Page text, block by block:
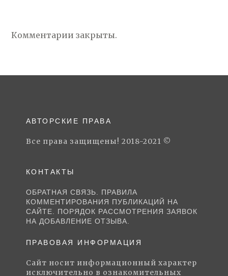
Комментарии закрыты.
АВТОРСКИЕ ПРАВА
Все права защищены! 2018-2021 ©
КОНТАКТЫ
ОБРАТНАЯ СВЯЗЬ. ПРАВИЛА
КОММЕНТИРОВАНИЯ ПУБЛИКАЦИЙ НА
САЙТЕ. ПОРЯДОК РАССМОТРЕНИЯ ЗАЯВОК
НА ДОБАВЛЕНИЕ ОТЗЫВА.
ПРАВОВАЯ ИНФОРМАЦИЯ
Сайт носит информационный характер
исключительно в ознакомительных